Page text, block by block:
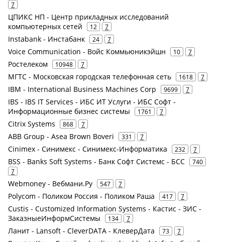
7
ЦПИКС НП - Центр прикладных исследований
компьютерных сетей
12 7
Instabank - Инстабанк 24 7
Voice Communication - Войс Коммьюникэйшн 10 7
Ростелеком 10948 7
МГТС - Московская городская телефонная сеть 1618 7
IBM - International Business Machines Corp 9699 7
IBS - IBS IT Services - ИБС ИТ Услуги - ИБС Софт -
Информационные бизнес системы
1761 7
Citrix Systems 868 7
ABB Group - Asea Brown Boveri 331 7
Cinimex - Синимекс - Синимекс-Информатика 232 7
BSS - Banks Soft Systems - Банк Софт Системс - БСС
740
7
Webmoney - Вебмани.Ру 547 7
Polycom - Поликом Россия - Поликом Раша 417 7
Custis - Customized Information Systems - Кастис - ЗИС -
ЗаказныеИнформСистемы
134 7
Ланит - Lansoft - CleverDATA - КлеверДата 73 7